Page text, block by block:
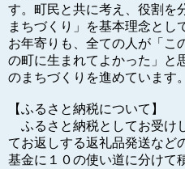
す。町民と共に考え、役割を
まちづくり」を基本理念とし
お年寄りも、全ての人が「こ
の町に生まれてよかった」と
のまちづくりを進めています。
【ふるさと納税について】
ふるさと納税としてお受け
てお返しする返礼品発送など
基金に１０の使い道に分けて